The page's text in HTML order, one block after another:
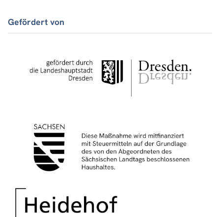
Gefördert von